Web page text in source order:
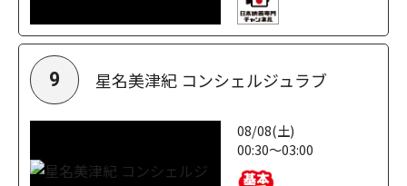
9 星名美津紀 コンシェルジュラブ
08/08(土)
00:30～03:00